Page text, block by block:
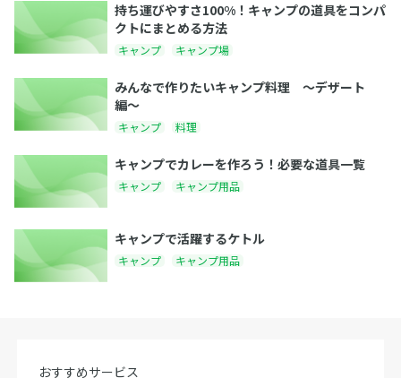
持ち運びやすさ100%！キャンプの道具をコンパ
クトにまとめる方法
キャンプ キャンプ場
みんなで作りたいキャンプ料理 〜デザート
編〜
キャンプ 料理
キャンプでカレーを作ろう！必要な道具一覧
キャンプ キャンプ用品
キャンプで活躍するケトル
キャンプ キャンプ用品
おすすめサービス